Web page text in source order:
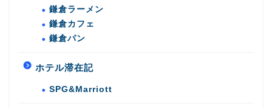
鎌倉ラーメン
鎌倉カフェ
鎌倉パン
ホテル滞在記
SPG&Marriott